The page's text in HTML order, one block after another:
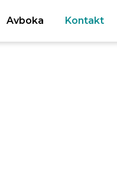
Avboka Kontakt